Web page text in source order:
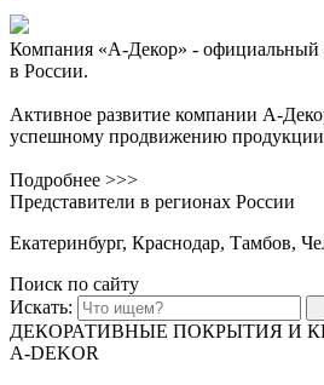
Компания «А-Декор» - официальный
в России.
Активное развитие компании А-
успешному продвижению продукции
Подробнее >>>
Представители в регионах России
Екатеринбург, Краснодар, Тамбов,
Поиск по сайту
Искать:
ДЕКОРАТИВНЫЕ ПОКРЫТИЯ И
A-DEKOR